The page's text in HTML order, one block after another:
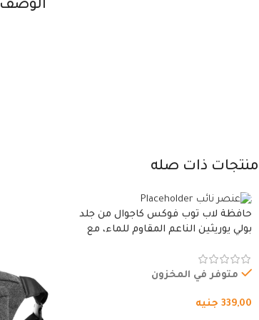
الوصف
منتجات ذات صله
حافظة لاب توب فوكس كاجوال من جلد
بولي يوريثين الناعم المقاوم للماء، مع
متوفر في المخزون
339,00 جنيه